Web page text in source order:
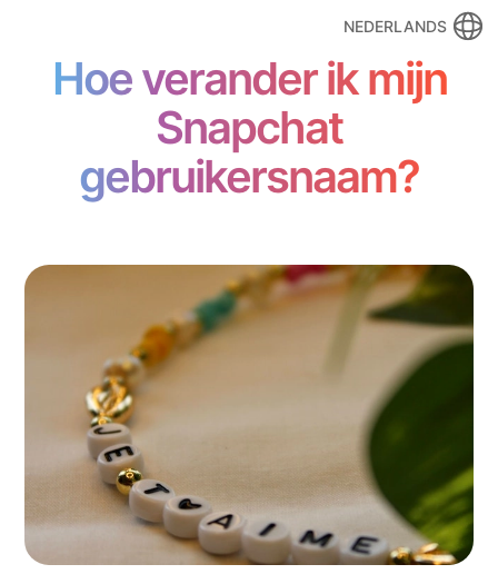
NEDERLANDS
Hoe verander ik mijn
Snapchat
gebruikersnaam?